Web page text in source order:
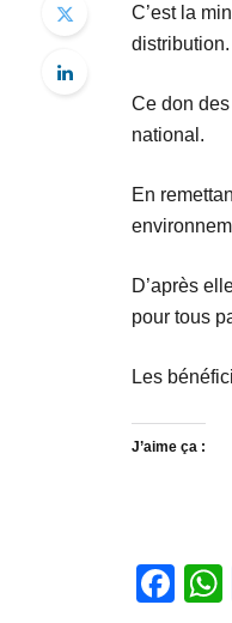
C’est la
distribution.
Ce don
national.
En
D’après
pour tous
Les
J’aime ça :